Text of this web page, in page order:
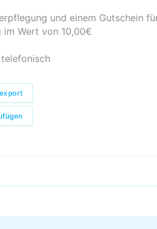
und einem Gutschein
im Wert von 10,00€